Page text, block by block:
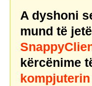
A dyshoni
mund të
kërcënime